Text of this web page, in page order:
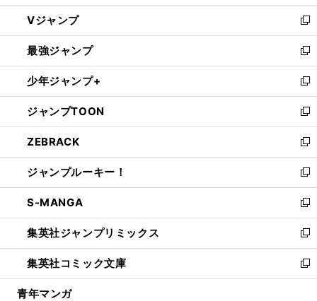
ウ
ィ
ン
ド
ウ
で
開
く
し
い
ウ
ィ
ン
ド
ウ
で
開
く
Vジャンプ
新
し
い
ウ
ィ
ン
ド
ウ
で
開
く
最強ジャンプ
新
し
い
ウ
ィ
ン
ド
ウ
で
開
く
少年ジャンプ+
新
し
い
ウ
ィ
ン
ド
ウ
で
開
く
ジャンプTOON
新
し
い
ウ
ィ
ン
ド
ウ
で
開
く
ZEBRACK
新
し
い
ウ
ィ
ン
ド
ウ
で
開
ジャンプルーキー！
新
し
い
ウ
ィ
ン
ド
ウ
S-MANGA
新
し
い
ウ
ィ
ン
集英社ジャンプリミックス
新
し
い
ウ
集英社コミック文庫
新
し
青年マンガ